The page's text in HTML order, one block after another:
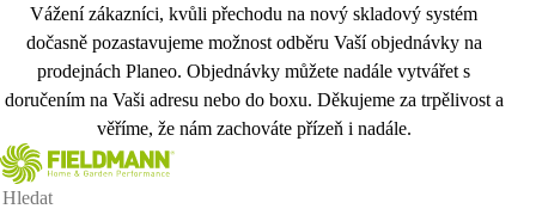
Vážení zákazníci, kvůli přechodu na nový skladový systém
dočasně pozastavujeme možnost odběru Vaší objednávky na
prodejnách Planeo. Objednávky můžete nadále vytvářet s
doručením na Vaši adresu nebo do boxu. Děkujeme za trpělivost a
věříme, že nám zachováte přízeň i nadále.